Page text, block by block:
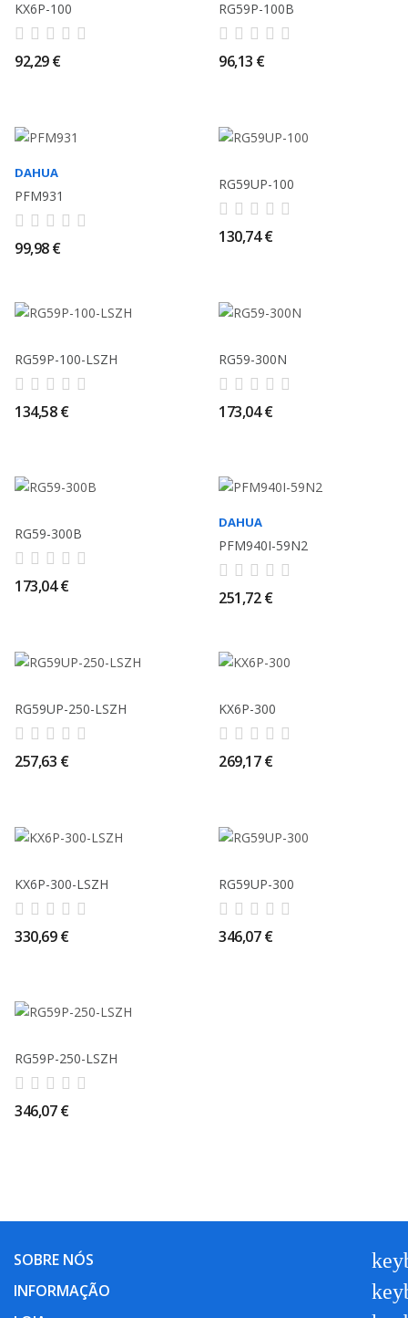
KX6P-100
92,29 €
RG59P-100B
96,13 €
DAHUA
PFM931
99,98 €
RG59UP-100
130,74 €
RG59P-100-LSZH
134,58 €
RG59-300N
173,04 €
RG59-300B
173,04 €
DAHUA
PFM940I-59N2
251,72 €
RG59UP-250-LSZH
257,63 €
KX6P-300
269,17 €
KX6P-300-LSZH
330,69 €
RG59UP-300
346,07 €
RG59P-250-LSZH
346,07 €
SOBRE NÓS
INFORMAÇÃO